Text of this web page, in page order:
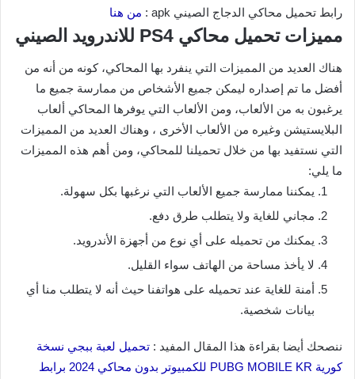
رابط تحميل محاكي الدجاج الصيني apk :
من هنا
مميزات تحميل محاكي PS4 للاندرويد الصيني
هناك العديد من المميزات التي ينفرد بها المحاكي، كونه من أنه من
أفضل ما تم إصداره ليمكن جميع الأشخاص من ممارسة جميع ما
يرغبون به من الألعاب، ومن الألعاب التي يوفرها المحاكي ألعاب
البلايستيشن وغيره من الألعاب الأخرى ، وهناك العديد من المميزات
التي نستفيد بها من خلال تحميلنا للمحاكي، ومن أهم هذه المميزات
ما يلي:
يمكننا ممارسة جميع الألعاب التي نرغبها بكل سهولة.
مجاني للغاية ولا يتطلب طرق دفع.
يمكنك من تحميله على أي نوع من أجهزة الأندرويد.
لا يأخذ مساحة من الهاتف سواء القليل.
أمنة للغاية عند تحميله على هواتفنا حيث أنه لا يتطلب منا أي
بيانات شخصية.
ننصحك أيضا بقراءة هذا المقال المفيد : تحميل لعبة ببجي نسخة
كورية PUBG MOBILE KR للكمبيوتر بدون محاكي 2024 برابط